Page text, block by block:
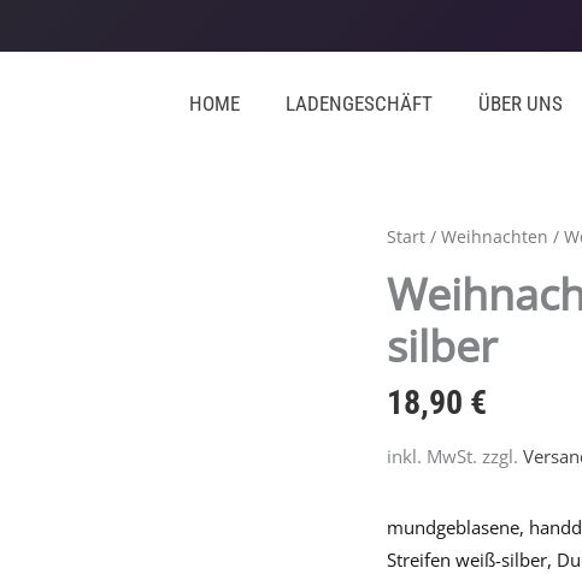
HOME LADENGESCHÄFT ÜBER UNS
Start / Weihnachten /
silber
18,90 €
inkl. MwSt. zzgl.
mundgeblasene,
Streifen weiß-silber,
Weihnachtskugel,
weiß-
silber
Menge